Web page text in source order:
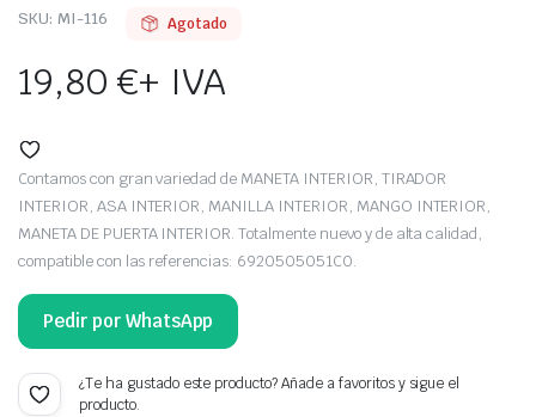
SKU: MI-116 Agotado
19,80€+ IVA
Contamos con gran variedad de MANETA INTERIOR, TIRADOR
INTERIOR, ASA INTERIOR, MANILLA INTERIOR, MANGO INTERIOR,
MANETA DE PUERTA INTERIOR. Totalmente nuevo y de alta calidad,
compatible con las referencias: 6920505051C0.
Pedir por WhatsApp
¿Te ha gustado este producto? Añade a favoritos y sigue el
producto.